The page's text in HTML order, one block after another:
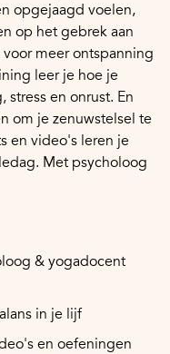
opgejaagd voelen,
op het gebrek aan
meer ontspanning
leer je hoe je
en onrust. En
om je zenuwstelsel te
en video's leren je
Met psycholoog
& yogadocent
in je lijf
en oefeningen